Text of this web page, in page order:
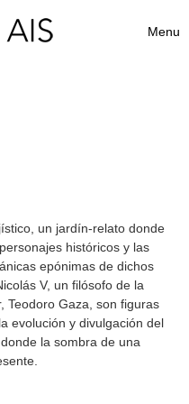
Menu
un jardín-relato donde
históricos y las
epónimas de dichos
V, un filósofo de la
Teodoro Gaza, son figuras
evolución y divulgación del
la sombra de una